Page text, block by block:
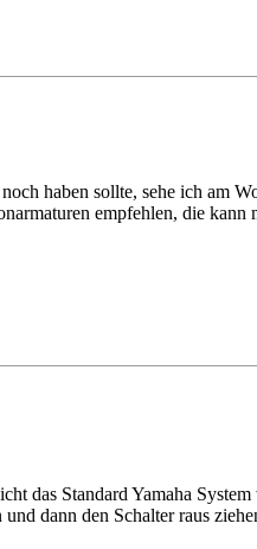
haben sollte, sehe ich am
empfehlen, die kann
das Standard Yamaha
dann den Schalter raus